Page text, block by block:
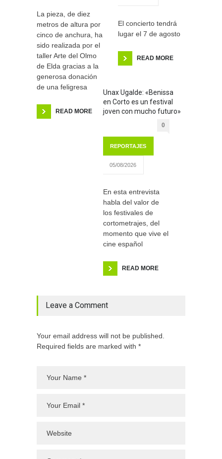
La pieza, de diez
metros de altura por
cinco de anchura, ha
sido realizada por el
taller Arte del Olmo
de Elda gracias a la
generosa donación
de una feligresa
READ MORE
El concierto tendrá
lugar el 7 de agosto
READ MORE
Unax Ugalde: «Benissa
en Corto es un festival
joven con mucho futuro»
0
REPORTAJES
05/08/2026
En esta entrevista
habla del valor de
los festivales de
cortometrajes, del
momento que vive el
cine español
READ MORE
Leave a Comment
Your email address will not be published.
Required fields are marked with *